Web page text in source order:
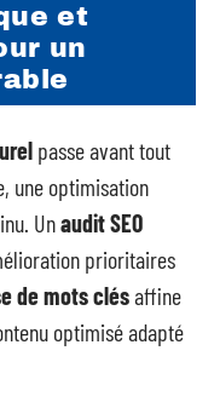
et
un
passe avant tout
une optimisation
Unaudit SEO
prioritaires
de mots clésaffine
optimisé adapté